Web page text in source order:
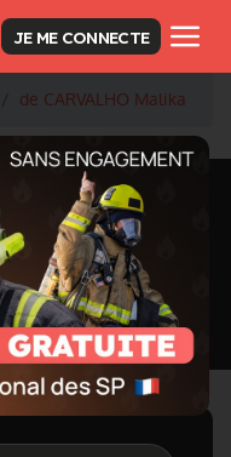
JE ME CONNECTE
de CARVALHO Malika
des pompiers